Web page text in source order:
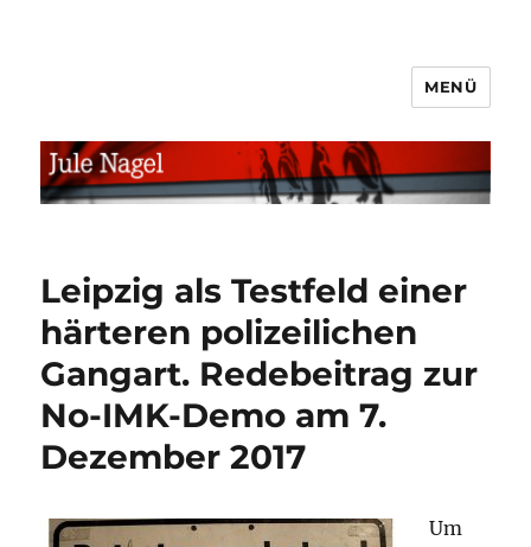
MENÜ
Leipzig als Testfeld einer
härteren polizeilichen
Gangart. Redebeitrag zur
No-IMK-Demo am 7.
Dezember 2017
Um